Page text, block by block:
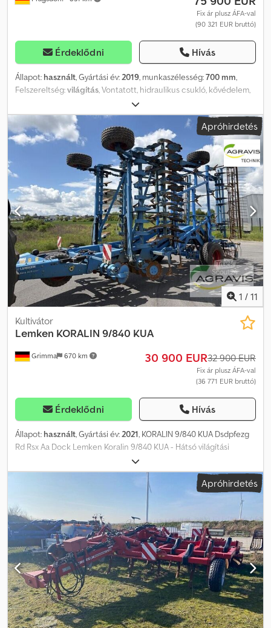
Fix ár plusz ÁFA-val
(90 321 EUR bruttó)
Érdeklődni Hívás
Állapot: használt, Gyártási év:2019, munkaszélesség:700 mm,
Felszereltség:világítás, Vontatott, hidraulikus csukló, kővédelem,
támasztóláb/kerék – hidraulikus kővédelemmel ellátott, BioDrill
gyártási év: 2016, tárolási hely: ügyfél. Dcedpfszr Tbcex Aa Dek
Apróhirdetés
1 / 11
Grimma 670 km
Kultivátor
Lemken KORALIN 9/840 KUA
30 900 EUR32 900 EUR
Fix ár plusz ÁFA-val
(36 771 EUR bruttó)
Érdeklődni Hívás
Állapot: használt, Gyártási év:2021, KORALIN 9/840 KUA Dsdpfezg
Rd Rsx Aa Dock Lemken Koralin 9/840 KUA - Hátsó világítási
berendezés, - Vázmagasság: 550 mm - Szállító vonórúd-
előkészítés - Kétkörös sűrített levegős fékrendszer - Tárcsaelem:
55 üreges tárcsa, - Abroncsok: 385/65R22.5 - Alsó függesztés: L3
hidraulikusan távirányítással állítható - Utánfutó eszközök: lapos
rudas henger FSW 400 - Henger utáni borona - Kapaváltozat:
libatalp kapa 380 mm - Támasztó-/követőkerék: 1 pár
Apróhirdetés